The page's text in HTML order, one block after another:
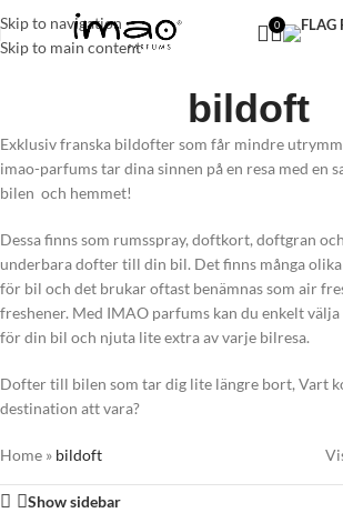
Skip to navigation
Skip to main content
0
bildoft
Exklusiv franska bildofter som får mindre
imao-parfums tar dina sinnen på en resa med en
bilen och hemmet!
Dessa finns som rumsspray, doftkort, doftgran
underbara dofter till din bil. Det finns många
för bil och det brukar oftast benämnas som air
freshener. Med IMAO parfums kan du enkelt
för din bil och njuta lite extra av varje bilresa.
Dofter till bilen som tar dig lite längre bort, Vart
destination att vara?
Home » bildoft
Show sidebar